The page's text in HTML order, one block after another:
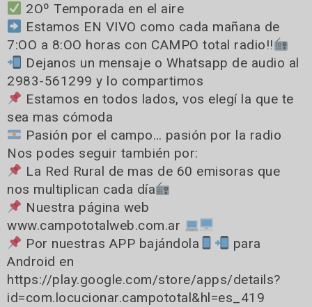
2Oº Temporada en el aire
Estamos EN VIVO como cada mañana de
7:OO a 8:OO horas con CAMPO total radio!!
Dejanos un mensaje o Whatsapp de audio al
2983-561299 y lo compartimos
Estamos en todos lados, vos elegí la que te
sea mas cómoda
Pasión por el campo… pasión por la radio
Nos podes seguir también por:
La Red Rural de mas de 60 emisoras que
nos multiplican cada día
Nuestra página web
www.campototalweb.com.ar
Por nuestras APP bajándola
para
Android en
https://play.google.com/store/apps/details?
id=com.locucionar.campototal&hl=es_419